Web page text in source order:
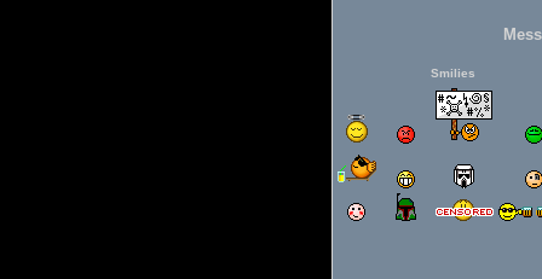
Smilies